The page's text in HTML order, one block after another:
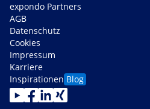
expondo Partners
AGB
Datenschutz
Cookies
Impressum
Karriere
Inspirationen Blog